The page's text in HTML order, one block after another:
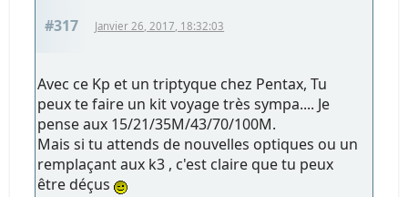
#317 Janvier 26, 2017, 18:32:03
Avec ce Kp et un triptyque chez Pentax, Tu
peux te faire un kit voyage très sympa.... Je
pense aux 15/21/35M/43/70/100M.
Mais si tu attends de nouvelles optiques ou un
remplaçant aux k3 , c'est claire que tu peux
être déçus